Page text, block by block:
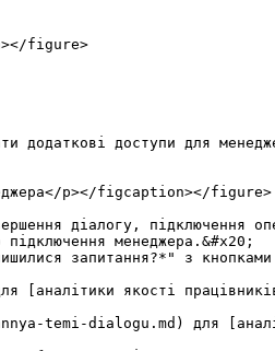
figure>
доступи для
p></figcaption></figure>
діалогу, підключення
менеджера.&#x20;
запитання?*" з
[аналітики якості
temi-dialogu.md) для